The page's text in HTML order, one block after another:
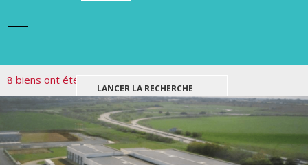
8 biens ont été trouvés pour votre recherche.